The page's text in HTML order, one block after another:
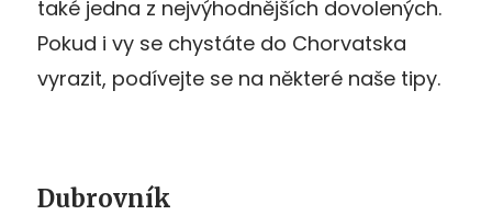
také jedna z nejvýhodnějších dovolených.
Pokud i vy se chystáte do Chorvatska
vyrazit, podívejte se na některé naše tipy.
Dubrovník